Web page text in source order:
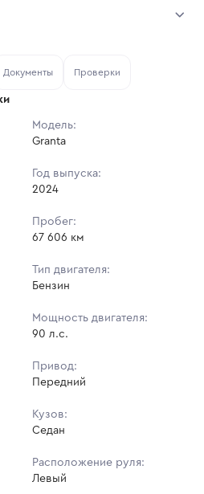
Открытые торги
7 120 ₽
не найдено
в аукционах
Документы Проверки
Модель:
Granta
Год выпуска:
2024
Пробег:
67 606 км
Тип двигателя:
Бензин
Мощность двигателя:
90 л.с.
Привод:
Передний
Кузов:
Седан
Расположение руля:
Левый